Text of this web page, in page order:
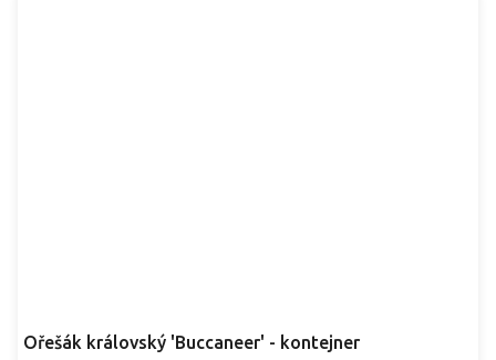
Ořešák královský 'Buccaneer' - kontejner